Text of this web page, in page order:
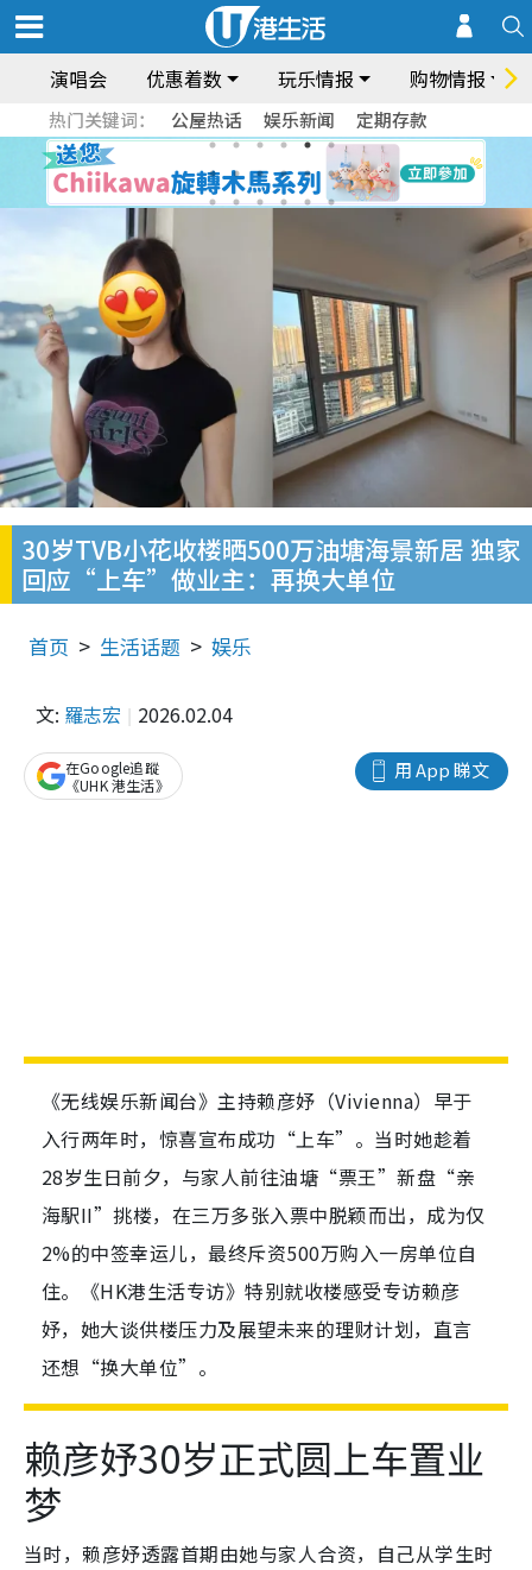
演唱会 优惠着数 玩乐情报 购物情报
热门关键词： 公屋热话 娱乐新闻 定期存款
30岁TVB小花收楼晒500万油塘海景新居 独家
回应“上车”做业主：再换大单位
首页 生活话题 娱乐
文: 羅志宏 2026.02.04
用 App 睇文
在Google追蹤
《UHK 港生活》
《无线娱乐新闻台》主持赖彦妤（Vivienna）早于
入行两年时，惊喜宣布成功“上车”。当时她趁着
28岁生日前夕，与家人前往油塘“票王”新盘“亲
海駅II”挑楼，在三万多张入票中脱颖而出，成为仅
2%的中签幸运儿，最终斥资500万购入一房单位自
住。《HK港生活专访》特别就收楼感受专访赖彦
妤，她大谈供楼压力及展望未来的理财计划，直言
还想“换大单位”。
赖彦妤30岁正式圆上车置业
梦
当时，赖彦妤透露首期由她与家人合资，自己从学生时